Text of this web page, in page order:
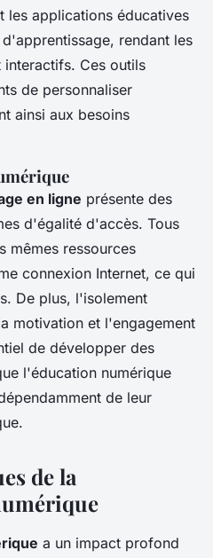
les applications éducatives
rendant les
interactifs. Ces outils
de personnaliser
ainsi aux besoins
en ligne présente des
d'égalité d'accès. Tous
mêmes ressources
connexion Internet, ce qui
De plus, l'isolement
motivation et l'engagement
de développer des
l'éducation numérique
de leur
de la
a un impact profond